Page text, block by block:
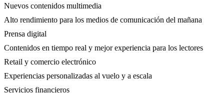
Nuevos contenidos multimedia
Alto rendimiento para los medios de comunicación del mañana
Prensa digital
Contenidos en tiempo real y mejor experiencia para los lectores
Retail y comercio electrónico
Experiencias personalizadas al vuelo y a escala
Servicios financieros